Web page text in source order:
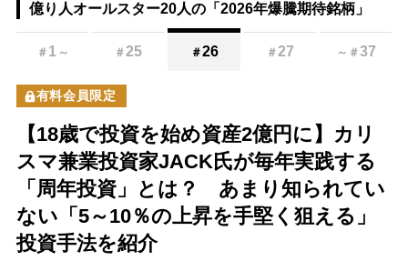
億り人オールスター20人の「2026年爆騰期待銘柄」
＃ 1 ～ ＃25 ＃26 ＃27 ～ ＃37
有料会員限定
【18歳で投資を始め資産2億円に】カリ
スマ兼業投資家JACK氏が毎年実践する
「周年投資」とは？ あまり知られてい
ない「5～10％の上昇を手堅く狙える」
投資手法を紹介